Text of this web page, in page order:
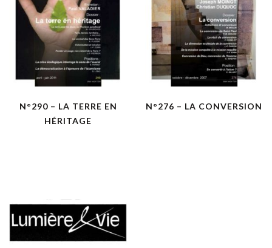
N°290 – LA TERRE EN
HÉRITAGE
N°276 – LA CONVERSION